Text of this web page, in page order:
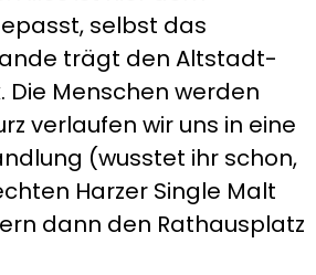
selbst das
trägt den Altstadt-
Die Menschen werden
verlaufen wir uns in eine
(wusstet ihr schon,
Harzer Single Malt
dann den Rathausplatz